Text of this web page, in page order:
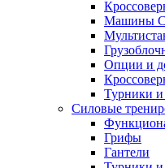
Машины
Опции и
Турники и
Силовые
Грифы
Гантели